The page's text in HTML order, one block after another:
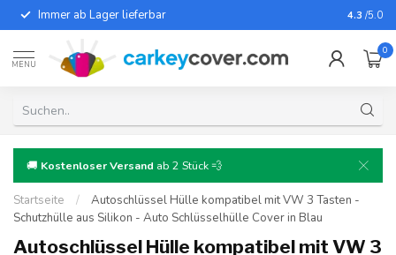
Immer ab Lager lieferbar Für fast
4.3 /5.0
MENU
0
🚚 Kostenloser Versand ab 2 Stück 💨
Startseite /
Autoschlüssel Hülle kompatibel mit VW 3 Tasten -
Schutzhülle aus Silikon - Auto Schlüsselhülle Cover in Blau
Autoschlüssel Hülle kompatibel mit VW 3